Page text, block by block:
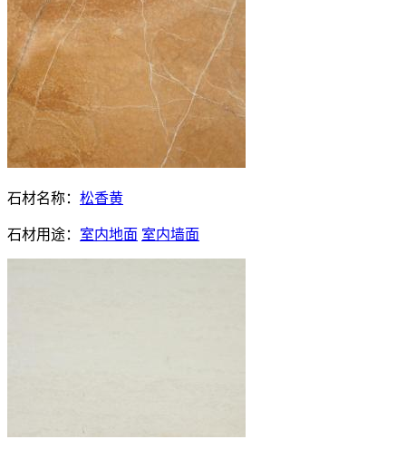
石材名称： 松香黄
石材用途： 室内地面 室内墙面